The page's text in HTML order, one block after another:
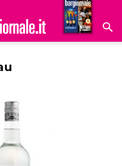
Hoteldomani